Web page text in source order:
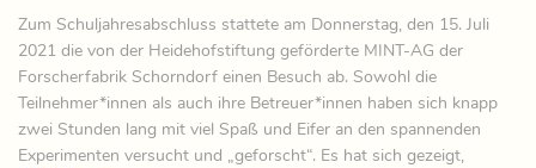
Zum Schuljahresabschluss stattete am Donnerstag, den 15. Juli
2021 die von der Heidehofstiftung geförderte MINT-AG der
Forscherfabrik Schorndorf einen Besuch ab. Sowohl die
Teilnehmer*innen als auch ihre Betreuer*innen haben sich knapp
zwei Stunden lang mit viel Spaß und Eifer an den spannenden
Experimenten versucht und „geforscht“. Es hat sich gezeigt,